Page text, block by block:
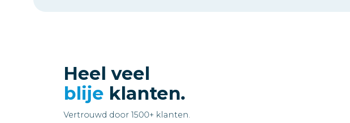
Heel veel
blije klanten.
Vertrouwd door 1500+ klanten.